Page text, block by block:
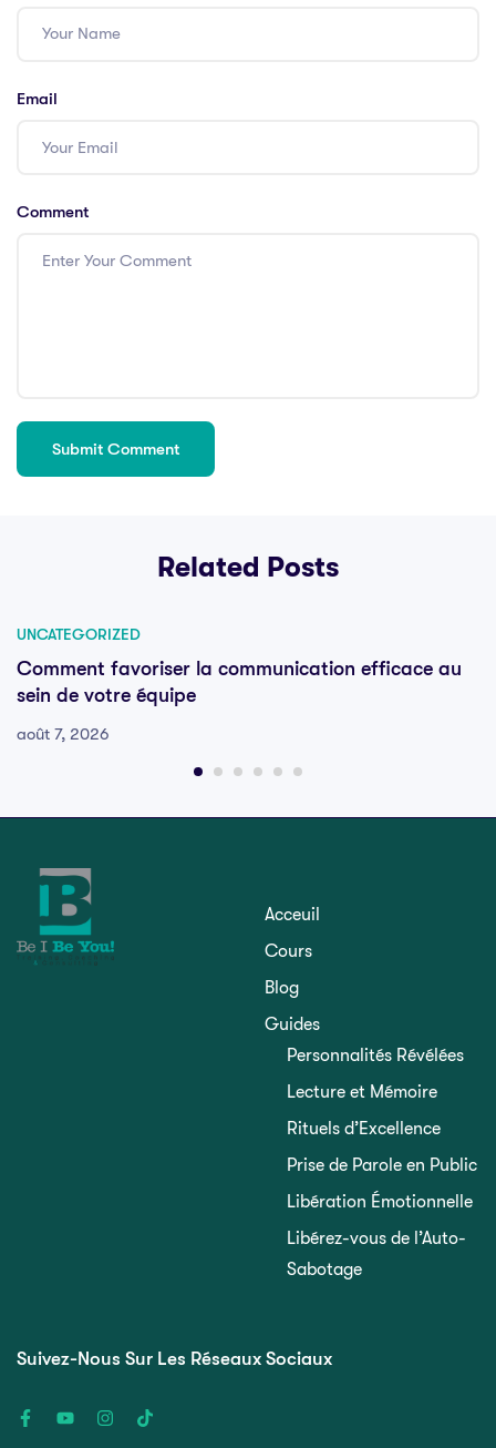
Email
Comment
Related Posts
UNCATEGORIZED
Comment favoriser la communication efficace au
sein de votre équipe
août 7, 2026
Acceuil
Cours
Blog
Guides
Personnalités Révélées
Lecture et Mémoire
Rituels d’Excellence
Prise de Parole en Public
Libération Émotionnelle
Libérez-vous de l’Auto-
Sabotage
Suivez-Nous Sur Les Réseaux Sociaux